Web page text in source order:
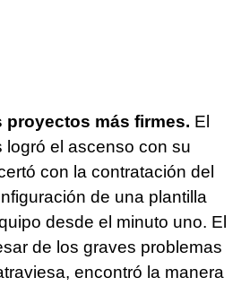
proyectos más firmes. El
logró el ascenso con su
con la contratación del
de una plantilla
desde el minuto uno. El
de los graves problemas
encontró la manera